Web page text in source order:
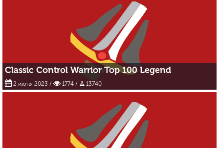
Classic Control Warrior Top 100 Legend
2 июня 2023 / 1774 / 13740